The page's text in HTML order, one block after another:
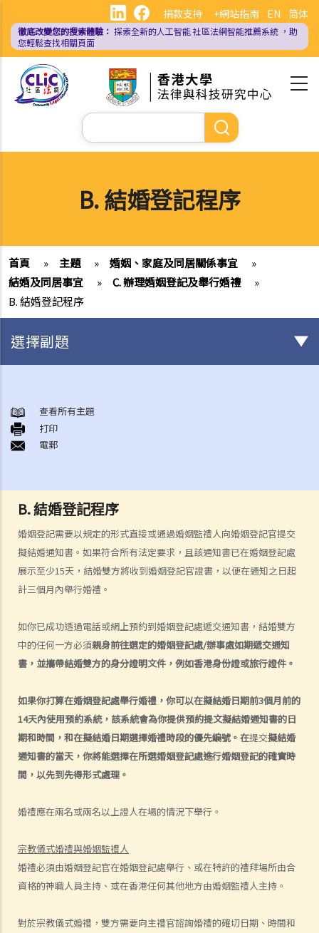
內
EN 简体
捐款支持 +網站指南
徹底改變您的搜索體驗： 探索全新的人工智能社區法網智能推薦系統 ，助
您輕鬆查找相關頁面
Search
B. 結婚登記程序
首頁 » 主題 » 婚姻、家庭及同居關係事宜
»
結婚及同居事宜
» C. 辦理婚姻登記及舉行婚禮
»
B. 結婚登記程序
B. 結婚登記程序
婚姻登記需要以規定的形式直接或通過婚姻監禮人向婚姻登記官提交
擬結婚通知書。如果符合所有法定要求，且該通知書已在婚姻登記處
展示至少15天，結婚雙方將收到婚姻登記官證書，以便在通知之日起
計三個月內舉行婚禮。
如你已成功透過電話或網上預約到婚姻登記處遞交通知書，結婚雙方
中的任何一方必須親身前往選定的婚姻登記處/辦事處如期遞交通知
書，並攜帶結婚雙方的身分證明文件，例如香港身份證或旅行證件。
如果你打算在婚姻登記處舉行婚禮，你可以在擬結婚日期前3個月前的
14天內使用預約系統，該系統會為你提供預約提文擬結婚通知書的日
期和時間，和在擬結婚日期選擇婚禮時段的優先編號。在提交擬結婚
通知書的當天，你將能選擇在所選婚姻登記處進行婚姻登記的確實時
間，以先到先得形式處理。
婚禮應在兩名或兩名以上證人在場的情況下舉行。
宗教儀式婚禮與婚姻監禮人
婚禮必須由婚姻登記官在婚姻登記處舉行、或在特許的禮拜場所由合
資格的神職人員主持、或在香港任何其他地方由婚姻監禮人主持。
對於宗教儀式婚禮 ，雙方需要向主禮官諮詢婚禮的確切日期、時間和
選擇副題
A. 概述
B. 香港認可的婚姻關係
1. 如果我在香港以外地方結婚，是否需要通知香港政府更新我的婚姻狀
2. 我在香港以外的地方結婚，但擔心在香港不被承認。我可以在香港登
記結婚嗎？
C. 辦理婚姻登記及舉行婚禮
A. 在香港結婚的條件
B. 結婚登記程序
C. 婚姻的有效性
D. 《婚姻條例》下的罪行
E. 婚姻協議書
A. 婚姻協議書的法律地位
C. 分居協議
1. 如果夫妻打算離婚，簽訂分居協議有甚麼好處？
2. 如果一方在聆訊前不再同意分居協議的條款，應該怎樣處理？
F. 與非香港居民結婚
B. 香港永久居民與內地人士結婚
G. 已婚人士享有的福利與權益
A. 已婚人士免稅額
H. 重婚
查看所有主題
打印
電郵